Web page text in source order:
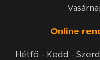
Online
Hétfő - Kedd -